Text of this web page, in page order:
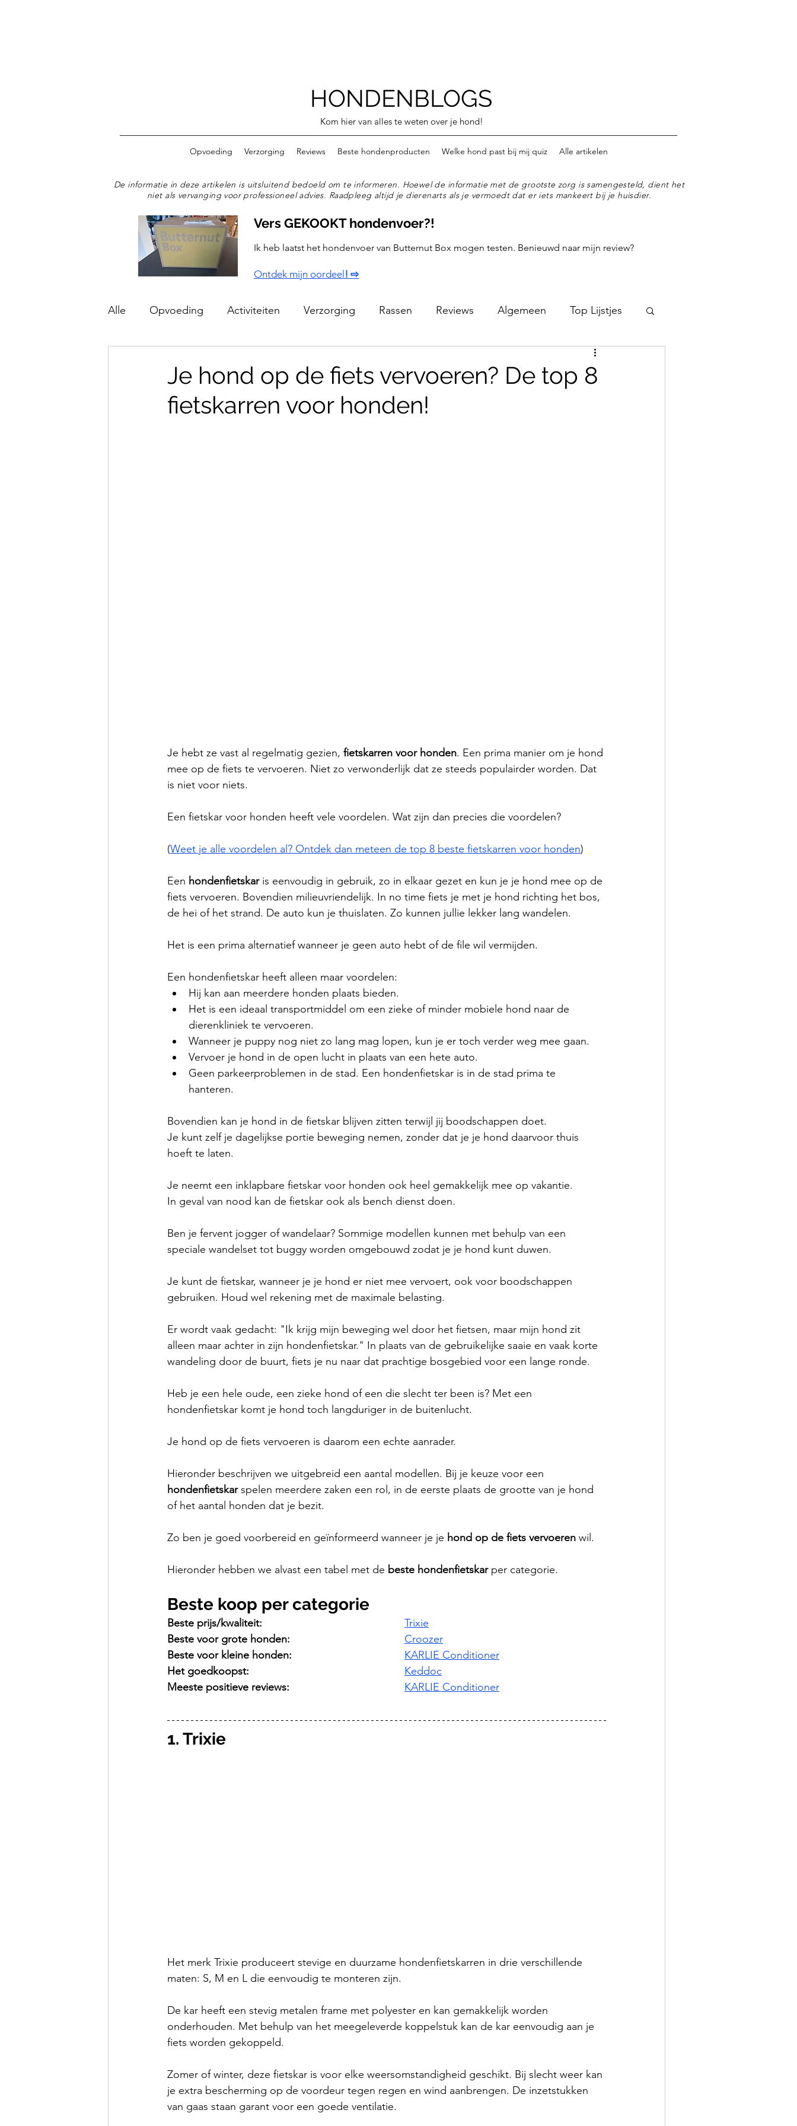
HONDENBLOGS
Kom hier van alles te weten over je hond!
Opvoeding Verzorging Reviews Beste hondenproducten Welke hond past bij mij quiz Alle artikelen
De informatie in deze artikelen is uitsluitend bedoeld om te informeren. Hoewel de informatie met de grootste zorg is samengesteld, dient het
niet als vervanging voor professioneel advies. Raadpleeg altijd je dierenarts als je vermoedt dat er iets mankeert bij je huisdier.
Vers GEKOOKT hondenvoer?!
Ik heb laatst het hondenvoer van Butternut Box mogen testen. Benieuwd naar mijn review?
Ontdek mijn oordeel ! ⇨
Alle Opvoeding Activiteiten Verzorging Rassen Reviews Algemeen Top Lijstjes
Je hond op de fiets vervoeren? De top 8
fietskarren voor honden!
Je hebt ze vast al regelmatig gezien, fietskarren voor honden. Een prima manier om je hond
mee op de fiets te vervoeren. Niet zo verwonderlijk dat ze steeds populairder worden. Dat
is niet voor niets.
Een fietskar voor honden heeft vele voordelen. Wat zijn dan precies die voordelen?
(Weet je alle voordelen al? Ontdek dan meteen de top 8 beste fietskarren voor honden)
Een hondenfietskar is eenvoudig in gebruik, zo in elkaar gezet en kun je je hond mee op de
fiets vervoeren. Bovendien milieuvriendelijk. In no time fiets je met je hond richting het bos,
de hei of het strand. De auto kun je thuislaten. Zo kunnen jullie lekker lang wandelen.
Het is een prima alternatief wanneer je geen auto hebt of de file wil vermijden.
Een hondenfietskar heeft alleen maar voordelen:
Hij kan aan meerdere honden plaats bieden.
Het is een ideaal transportmiddel om een zieke of minder mobiele hond naar de
dierenkliniek te vervoeren.
Wanneer je puppy nog niet zo lang mag lopen, kun je er toch verder weg mee gaan.
Vervoer je hond in de open lucht in plaats van een hete auto.
Geen parkeerproblemen in de stad. Een hondenfietskar is in de stad prima te
hanteren.
Bovendien kan je hond in de fietskar blijven zitten terwijl jij boodschappen doet.
Je kunt zelf je dagelijkse portie beweging nemen, zonder dat je je hond daarvoor thuis
hoeft te laten.
Je neemt een inklapbare fietskar voor honden ook heel gemakkelijk mee op vakantie.
In geval van nood kan de fietskar ook als bench dienst doen.
Ben je fervent jogger of wandelaar? Sommige modellen kunnen met behulp van een
speciale wandelset tot buggy worden omgebouwd zodat je je hond kunt duwen.
Je kunt de fietskar, wanneer je je hond er niet mee vervoert, ook voor boodschappen
gebruiken. Houd wel rekening met de maximale belasting.
Er wordt vaak gedacht: "Ik krijg mijn beweging wel door het fietsen, maar mijn hond zit
alleen maar achter in zijn hondenfietskar." In plaats van de gebruikelijke saaie en vaak korte
wandeling door de buurt, fiets je nu naar dat prachtige bosgebied voor een lange ronde.
Heb je een hele oude, een zieke hond of een die slecht ter been is? Met een
hondenfietskar komt je hond toch langduriger in de buitenlucht.
Je hond op de fiets vervoeren is daarom een echte aanrader.
Hieronder beschrijven we uitgebreid een aantal modellen. Bij je keuze voor een
hondenfietskar spelen meerdere zaken een rol, in de eerste plaats de grootte van je hond
of het aantal honden dat je bezit.
Zo ben je goed voorbereid en geïnformeerd wanneer je je hond op de fiets vervoeren wil.
Hieronder hebben we alvast een tabel met de beste hondenfietskar per categorie.
Beste koop per categorie
Beste prijs/kwaliteit:
Trixie
Beste voor grote honden:
Croozer
Beste voor kleine honden:
KARLIE Conditioner
Het goedkoopst:
Keddoc
Meeste positieve reviews:
KARLIE Conditioner
1. Trixie
Het merk Trixie produceert stevige en duurzame hondenfietskarren in drie verschillende
maten: S, M en L die eenvoudig te monteren zijn.
De kar heeft een stevig metalen frame met polyester en kan gemakkelijk worden
onderhouden. Met behulp van het meegeleverde koppelstuk kan de kar eenvoudig aan je
fiets worden gekoppeld.
Zomer of winter, deze fietskar is voor elke weersomstandigheid geschikt. Bij slecht weer kan
je extra bescherming op de voordeur tegen regen en wind aanbrengen. De inzetstukken
van gaas staan garant voor een goede ventilatie.